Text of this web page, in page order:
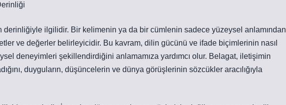
derinliğiyle ilgilidir. Bir kelimenin ya da bir cümlenin sadece yüzeysel anlamından
ve değerler belirleyicidir. Bu kavram, dilin gücünü ve ifade biçimlerinin nasıl
deneyimleri şekillendirdiğini anlamamıza yardımcı olur. Belagat, iletişimin
duyguların, düşüncelerin ve dünya görüşlerinin sözcükler aracılığıyla